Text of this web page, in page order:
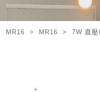
MR16 > MR16 >7W 直壓